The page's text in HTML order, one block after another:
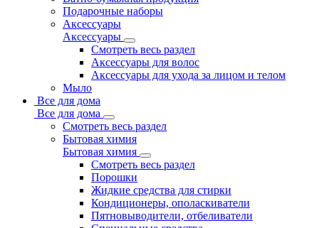
Подарочные наборы
Аксессуары
Аксессуары
Смотреть весь раздел
Аксессуары для волос
Аксессуары для ухода за лицом и телом
Мыло
Все для дома
Все для дома
Смотреть весь раздел
Бытовая химия
Бытовая химия
Смотреть весь раздел
Порошки
Жидкие средства для стирки
Кондиционеры, ополаскиватели
Пятновыводители, отбеливатели